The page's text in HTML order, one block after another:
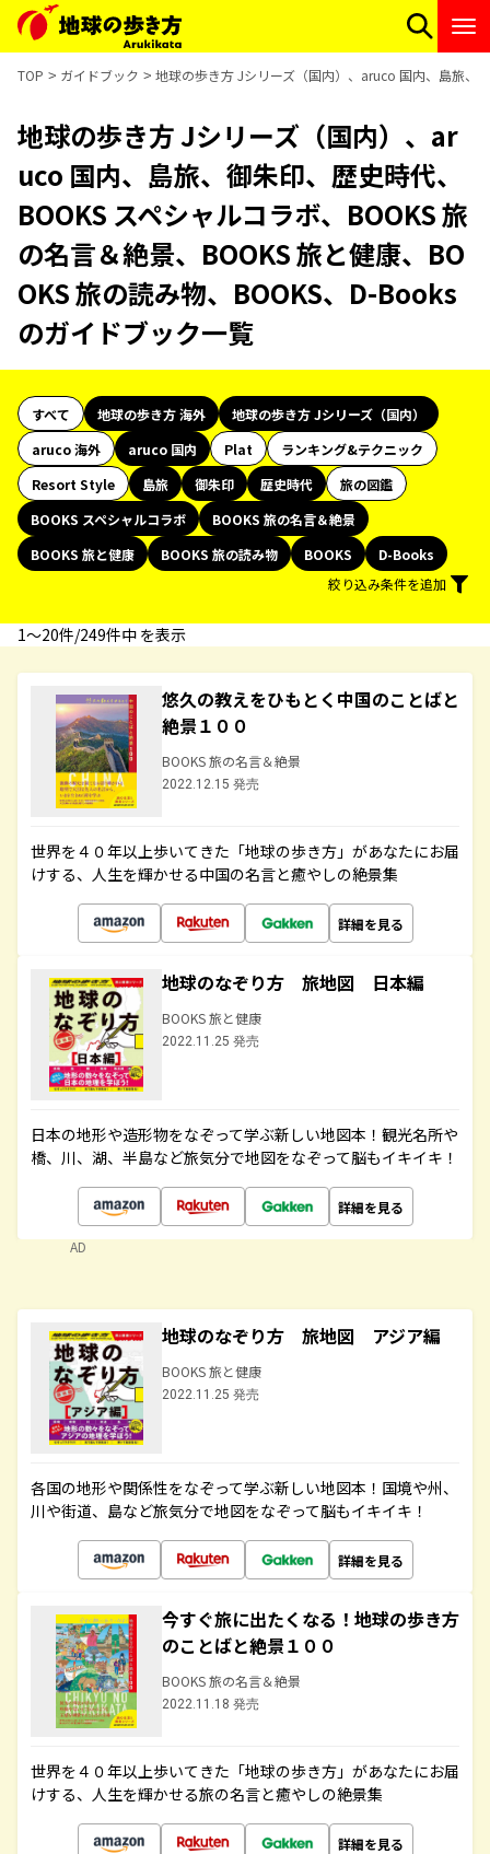
TOP ガイドブック 地球の歩き方 Jシリーズ（国内）、aruco 国内、島旅、
地球の歩き方 Jシリーズ（国内）、ar
uco 国内、島旅、御朱印、歴史時代、
BOOKS スペシャルコラボ、BOOKS 旅
の名言＆絶景、BOOKS 旅と健康、BO
OKS 旅の読み物、BOOKS、D-Books
のガイドブック一覧
すべて 地球の歩き方 海外
地球の歩き方 Jシリーズ（国内）
aruco 海外
aruco 国内 Plat
ランキング&テクニック
Resort Style
島旅 御朱印 歴史時代
旅の図鑑
BOOKS スペシャルコラボ
BOOKS 旅の名言＆絶景
BOOKS 旅と健康
BOOKS 旅の読み物 BOOKS
D-Books
絞り込み条件を追加
1〜20件/249件中 を表示
悠久の教えをひもとく中国のことばと
絶景１００
BOOKS 旅の名言＆絶景
2022.12.15 発売
世界を４０年以上歩いてきた「地球の歩き方」があなたにお届
けする、人生を輝かせる中国の名言と癒やしの絶景集
詳細を見る
地球のなぞり方 旅地図 日本編
BOOKS 旅と健康
2022.11.25 発売
日本の地形や造形物をなぞって学ぶ新しい地図本！観光名所や
橋、川、湖、半島など旅気分で地図をなぞって脳もイキイキ！
詳細を見る
AD
地球のなぞり方 旅地図 アジア編
BOOKS 旅と健康
2022.11.25 発売
各国の地形や関係性をなぞって学ぶ新しい地図本！国境や州、
川や街道、島など旅気分で地図をなぞって脳もイキイキ！
詳細を見る
今すぐ旅に出たくなる！地球の歩き方
のことばと絶景１００
BOOKS 旅の名言＆絶景
2022.11.18 発売
世界を４０年以上歩いてきた「地球の歩き方」があなたにお届
けする、人生を輝かせる旅の名言と癒やしの絶景集
詳細を見る